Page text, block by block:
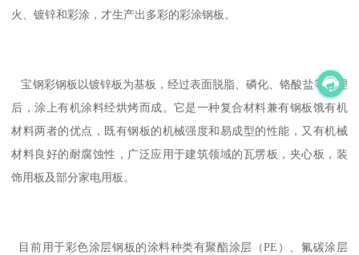
火、镀锌和彩涂，才生产出多彩的彩涂钢板。
宝钢彩钢板以镀锌板为基板，经过表面脱脂、磷化、铬酸盐等处理
后，涂上有机涂料经烘烤而成。它是一种复合材料兼有钢板饿有机
材料两者的优点，既有钢板的机械强度和易成型的性能，又有机械
材料良好的耐腐蚀性，广泛应用于建筑领域的瓦塄板，夹心板，装
饰用板及部分家电用板。
目前用于彩色涂层钢板的涂料种类有聚酯涂层（PE）、氟碳涂层